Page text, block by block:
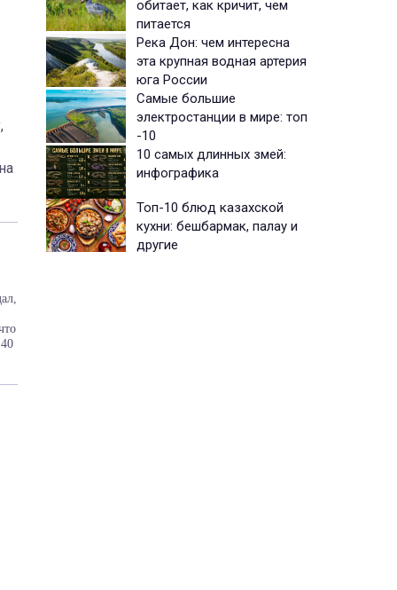
обитает, как кричит, чем
питается
Река Дон: чем интересна
эта крупная водная артерия
юга России
Самые большие
электростанции в мире: топ
-10
10 самых длинных змей:
инфографика
Топ-10 блюд казахской
кухни: бешбармак, палау и
другие